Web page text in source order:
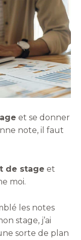
et se donner
note, il faut
de stage et
moi.
les notes
stage, j’ai
sorte de plan